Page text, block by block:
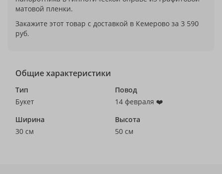
матовой пленки.
Закажите этот товар с доставкой в Кемерово за 3 590
руб.
Общие характеристики
Тип
Букет
Повод
14 февраля ❤️
Ширина
30 см
Высота
50 см